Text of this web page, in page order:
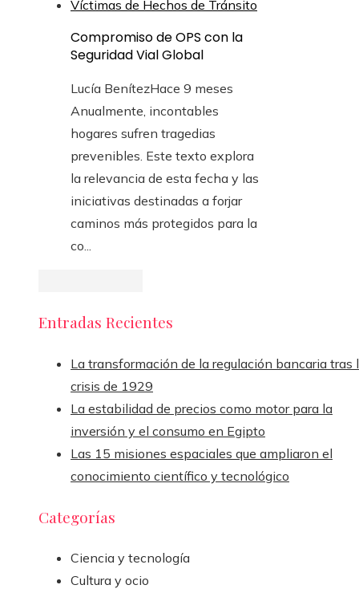
Compromiso de OPS con la
Seguridad Vial Global
Lucía BenítezHace 9 meses
Anualmente, incontables
hogares sufren tragedias
prevenibles. Este texto explora
la relevancia de esta fecha y las
iniciativas destinadas a forjar
caminos más protegidos para la
co...
Entradas Recientes
La transformación de la regulación bancaria tras
crisis de 1929
La estabilidad de precios como motor para la
inversión y el consumo en Egipto
Las 15 misiones espaciales que ampliaron el
conocimiento científico y tecnológico
Categorías
Ciencia y tecnología
Cultura y ocio